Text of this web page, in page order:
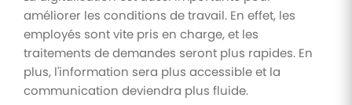
améliorer les conditions de travail. En effet, les
employés sont vite pris en charge, et les
traitements de demandes seront plus rapides. En
plus, l'information sera plus accessible et la
communication deviendra plus fluide.